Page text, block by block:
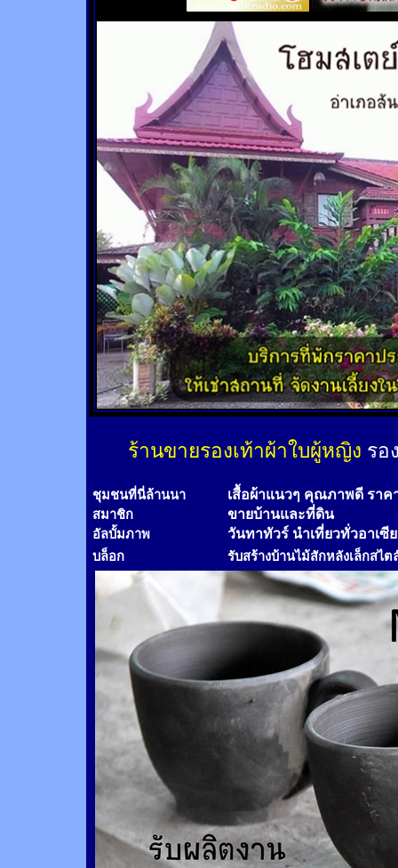
ร้านขายรองเท้าผ้าใบผู้หญิง รอ
ชุมชนที่นี่ล้านนา เสื้อผ้าแนวๆ คุณภาพดี ราค
สมาชิก ขายบ้านและที่ดิน
อัลบั้มภาพ วันทาทัวร์ นำเที่ยวทั่วอาเซี
บล็อก รับสร้างบ้านไม้สักหลังเล็กสไต